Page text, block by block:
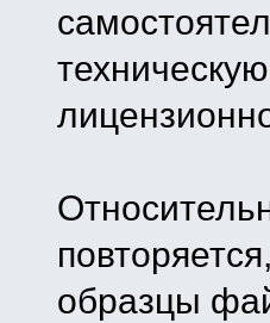
образцы